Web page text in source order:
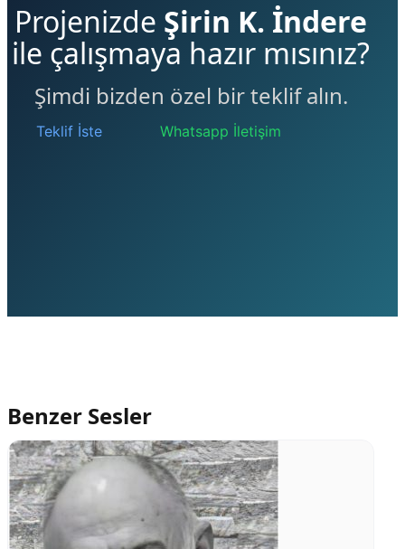
Projenizde Şirin K. İndere
ile çalışmaya hazır mısınız?
Şimdi bizden özel bir teklif alın.
Teklif İste Whatsapp İletişim
Benzer Sesler